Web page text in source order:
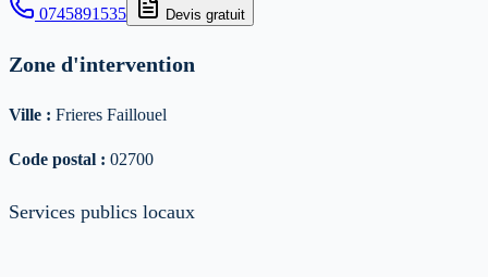
0745891535 Devis gratuit
Zone d'intervention
Ville : Frieres Faillouel
Code postal : 02700
Services publics locaux